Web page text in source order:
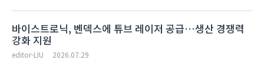
바이스트로닉, 벤덱스에 튜브 레이저 공급…생산 경쟁력
강화 지원
editor-LIU 2026.07.29